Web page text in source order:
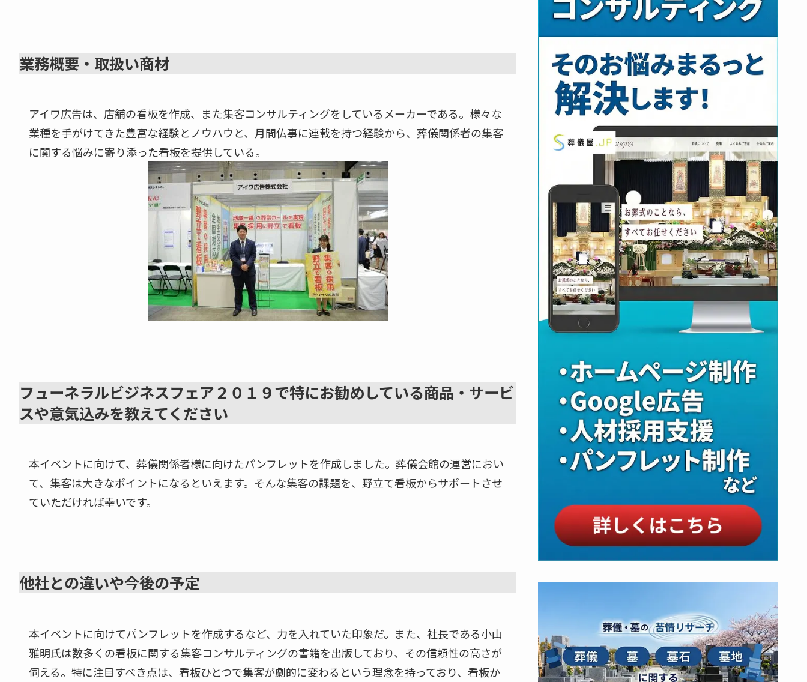
業務概要・取扱い商材
アイワ広告は、店舗の看板を作成、また集客コンサルティングをしているメーカーである。様々な
業種を手がけてきた豊富な経験とノウハウと、月間仏事に連載を持つ経験から、葬儀関係者の集客
に関する悩みに寄り添った看板を提供している。
フューネラルビジネスフェア２０１９で特にお勧めしている商品・サービ
スや意気込みを教えてください
本イベントに向けて、葬儀関係者様に向けたパンフレットを作成しました。葬儀会館の運営におい
て、集客は大きなポイントになるといえます。そんな集客の課題を、野立て看板からサポートさせ
ていただければ幸いです。
他社との違いや今後の予定
本イベントに向けてパンフレットを作成するなど、力を入れていた印象だ。また、社長である小山
雅明氏は数多くの看板に関する集客コンサルティングの書籍を出版しており、その信頼性の高さが
伺える。特に注目すべき点は、看板ひとつで集客が劇的に変わるという理念を持っており、看板か